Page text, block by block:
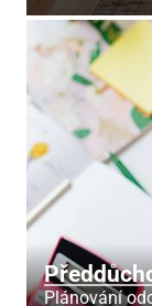
Plánování